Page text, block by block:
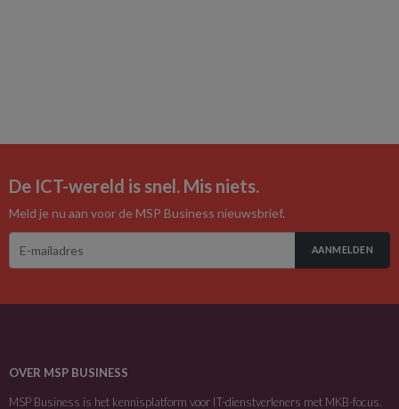
De ICT-wereld is snel. Mis niets.
Meld je nu aan voor de MSP Business nieuwsbrief.
AANMELDEN
OVER MSP BUSINESS
MSP Business is het kennisplatform voor IT-dienstverleners met MKB-focus.